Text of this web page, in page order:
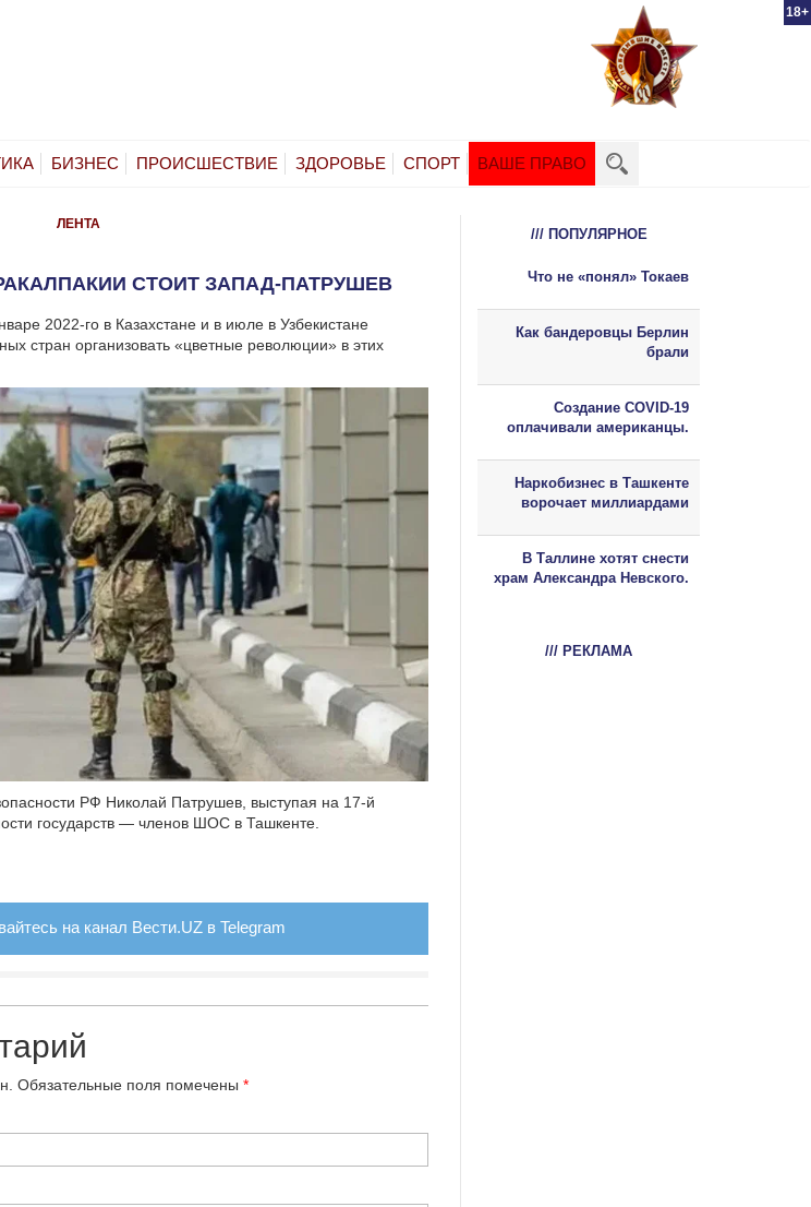
18+
БИЗНЕС ПРОИСШЕСТВИЕ ЗДОРОВЬЕ СПОРТ ВАШЕ ПРАВО
ЛЕНТА
СТОИТ ЗАПАД-ПАТРУШЕВ
2022-го в Казахстане и в июле в Узбекистане
стран организовать «цветные революции» в этих
РФ Николай Патрушев, выступая на 17-й
государств — членов ШОС в Ташкенте.
на канал Вести.UZ в Telegram
Обязательные поля помечены *
/// ПОПУЛЯРНОЕ
Что не «понял» Токаев
Как бандеровцы Берлин
брали
Создание COVID-19
оплачивали американцы.
Наркобизнес в Ташкенте
ворочает миллиардами
В Таллине хотят снести
храм Александра Невского.
/// РЕКЛАМА